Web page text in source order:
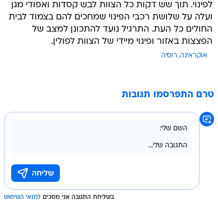
לפינוי. תוך שש דקות כל הצוות לבש קסדות ואפודי מגן
ועלה על שלושת רכבי הפינוי שמחכים להם בצמוד לבית
החולים כל העת. התרגיל נועד להתכונן למצב של
הפצצות באזור ופינוי מיידי של הצוות לפולין.
אוקראינה רוסיה
טרם התפרסמו תגובות
בשליחת התגובה אני מסכים לתנאי השימוש